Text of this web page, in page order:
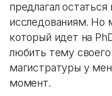
предлагал
исследованиям. Но
который идет на
любить тему
магистратуры у
момент.